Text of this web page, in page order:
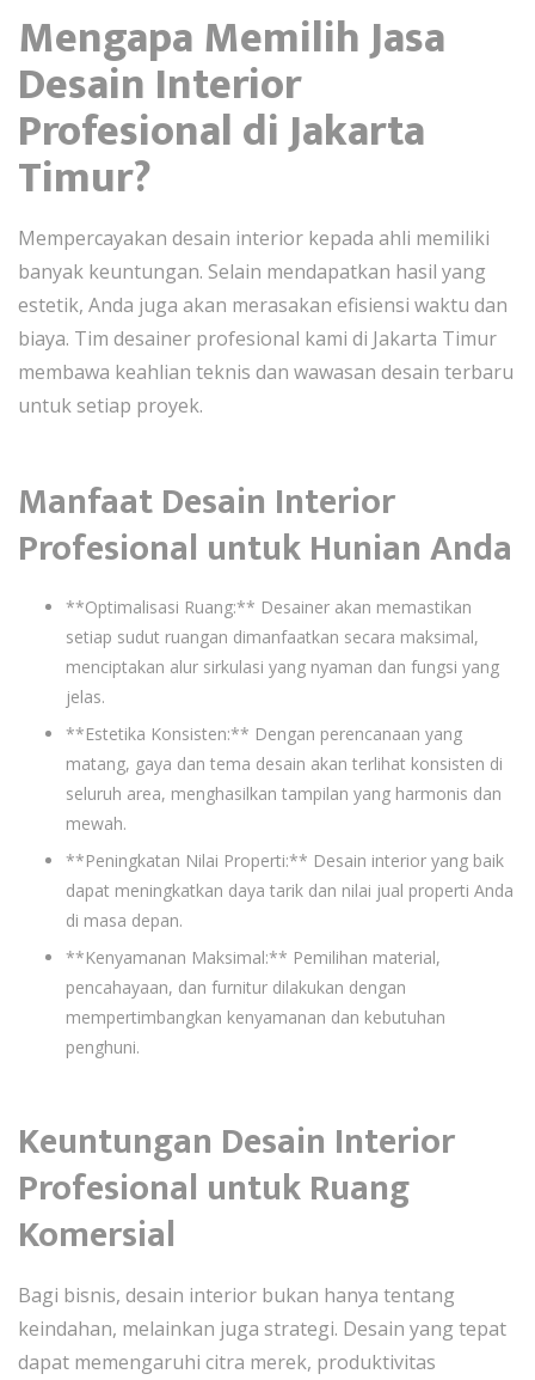
Mengapa Memilih Jasa
Desain Interior
Profesional di Jakarta
Timur?
Mempercayakan desain interior kepada ahli memiliki
banyak keuntungan. Selain mendapatkan hasil yang
estetik, Anda juga akan merasakan efisiensi waktu dan
biaya. Tim desainer profesional kami di Jakarta Timur
membawa keahlian teknis dan wawasan desain terbaru
untuk setiap proyek.
Manfaat Desain Interior
Profesional untuk Hunian Anda
**Optimalisasi Ruang:** Desainer akan memastikan
setiap sudut ruangan dimanfaatkan secara maksimal,
menciptakan alur sirkulasi yang nyaman dan fungsi yang
jelas.
**Estetika Konsisten:** Dengan perencanaan yang
matang, gaya dan tema desain akan terlihat konsisten di
seluruh area, menghasilkan tampilan yang harmonis dan
mewah.
**Peningkatan Nilai Properti:** Desain interior yang baik
dapat meningkatkan daya tarik dan nilai jual properti Anda
di masa depan.
**Kenyamanan Maksimal:** Pemilihan material,
pencahayaan, dan furnitur dilakukan dengan
mempertimbangkan kenyamanan dan kebutuhan
penghuni.
Keuntungan Desain Interior
Profesional untuk Ruang
Komersial
Bagi bisnis, desain interior bukan hanya tentang
keindahan, melainkan juga strategi. Desain yang tepat
dapat memengaruhi citra merek, produktivitas